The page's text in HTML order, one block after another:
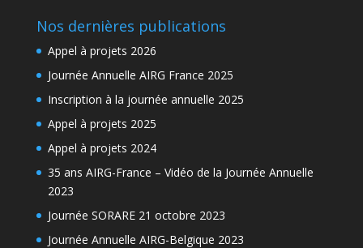
Nos dernières publications
Appel à projets 2026
Journée Annuelle AIRG France 2025
Inscription à la journée annuelle 2025
Appel à projets 2025
Appel à projets 2024
35 ans AIRG-France – Vidéo de la Journée Annuelle
2023
Journée SORARE 21 octobre 2023
Journée Annuelle AIRG-Belgique 2023